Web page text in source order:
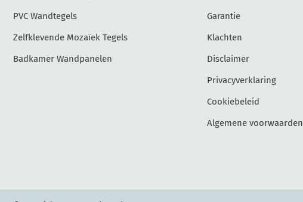
PVC Wandtegels
Zelfklevende Mozaïek Tegels
Badkamer Wandpanelen
Garantie
Klachten
Disclaimer
Privacyverklaring
Cookiebeleid
Algemene voorwaarden